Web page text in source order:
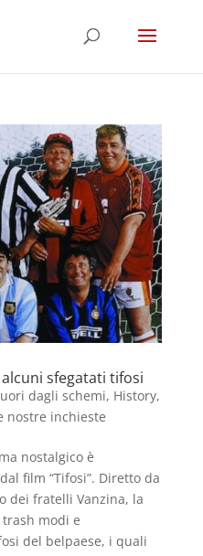
sfegatati tifosi
dagli schemi, History,
nostre inchieste
nostalgico è
film “Tifosi”. Diretto da
dei fratelli Vanzina, la
modi e
del belpaese, i quali